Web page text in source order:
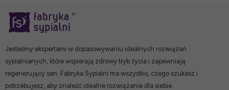
Jesteśmy ekspertami w dopasowywaniu idealnych rozwiązań
sypialnianych, które wspierają zdrowy tryb życia i zapewniają
regenerujący sen. Fabryka Sypialni ma wszystko, czego szukasz i
potrzebujesz, aby znaleźć idealne rozwiązanie dla siebie.